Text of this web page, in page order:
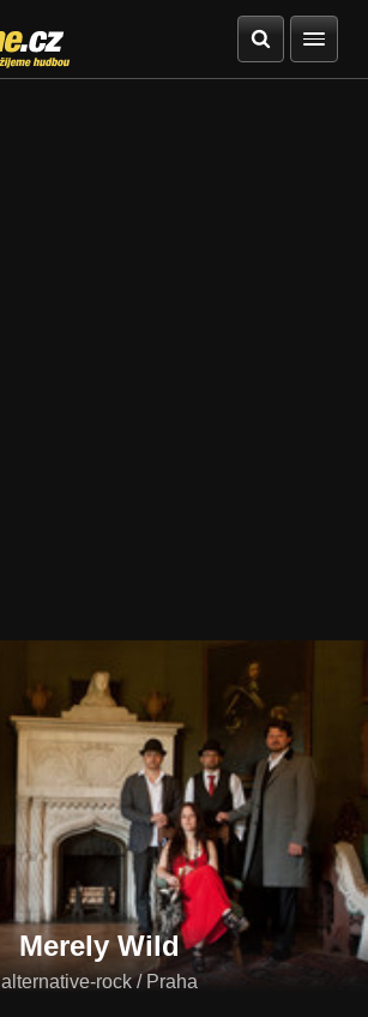
Merely Wild
alternative-rock / Praha